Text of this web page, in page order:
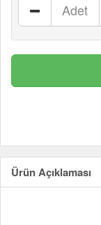
Adet
Ürün Açıklaması